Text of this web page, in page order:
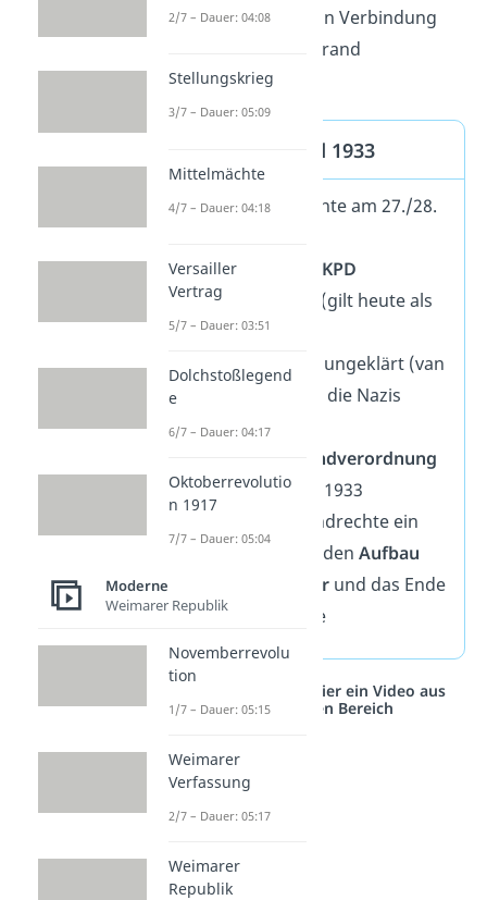
wichtigsten Begriffe in Verbindung
mit dem Reichstagsbrand
zusammengefasst
Reichstagsbrand 1933
Reichstag brannte am 27./28.
Nazis machten KPD
verantwortlich (gilt heute als
falsch)
Täterbis heute ungeklärt (van
der Lubbe oder die Nazis
selbst?)
Reichstagsbrandverordnung
am 28. Februar 1933
schränkte Grundrechte ein
Grundstein für den Aufbau
der NS-Diktaturund das Ende
der Demokratie
Studyflix vernetzt: Hier ein Video aus
einem anderen Bereich
2/7 – Dauer: 04:08
Stellungskrieg
3/7 – Dauer: 05:09
Mittelmächte
4/7 – Dauer: 04:18
Versailler
Vertrag
5/7 – Dauer: 03:51
Dolchstoßlegend
e
6/7 – Dauer: 04:17
Oktoberrevolutio
n 1917
7/7 – Dauer: 05:04
Moderne
Weimarer Republik
Novemberrevolu
tion
1/7 – Dauer: 05:15
Weimarer
Verfassung
2/7 – Dauer: 05:17
Weimarer
Republik